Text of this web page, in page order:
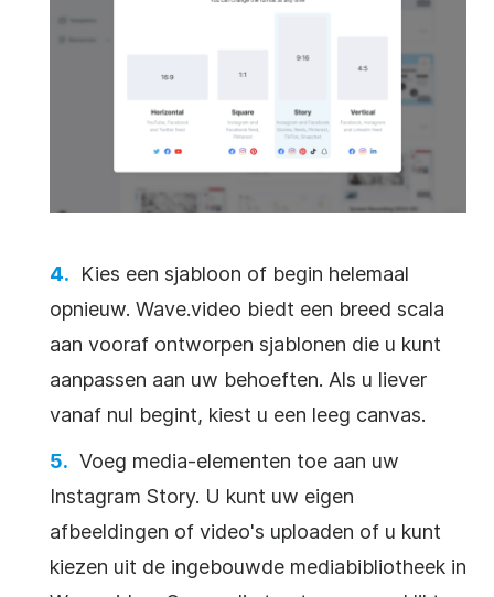
Kies een sjabloon of begin helemaal
opnieuw. Wave.video biedt een breed scala
aan vooraf ontworpen sjablonen die u kunt
aanpassen aan uw behoeften. Als u liever
vanaf nul begint, kiest u een leeg canvas.
Voeg media-elementen toe aan uw
Instagram Story. U kunt uw eigen
afbeeldingen of video's uploaden of u kunt
kiezen uit de ingebouwde mediabibliotheek in